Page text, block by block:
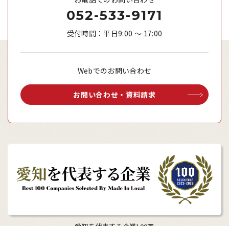
052-533-9171
受付時間：平日9:00 ～ 17:00
Webでのお問い合わせ
お問い合わせ・資料請求